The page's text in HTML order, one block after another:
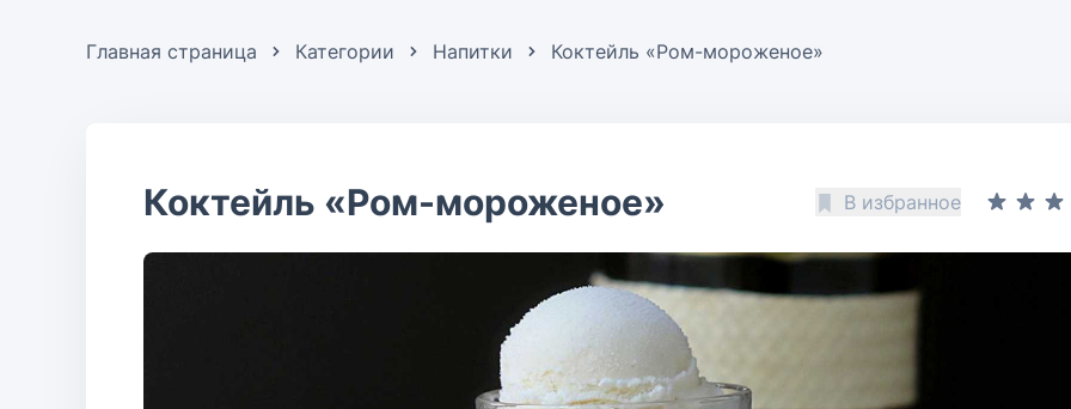
Главная страница Категории Напитки Коктейль «Ром-мороженое»
Коктейль «Ром-мороженое» В избранное